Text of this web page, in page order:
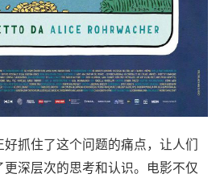
抓住了这个问题的痛点，让人们
深层次的思考和认识。电影不仅